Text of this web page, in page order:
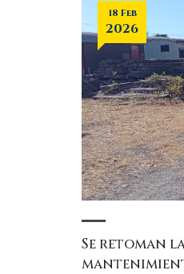
18 Feb
2026
Se retoman